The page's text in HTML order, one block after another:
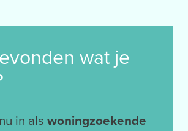
wat je
in als woningzoekende